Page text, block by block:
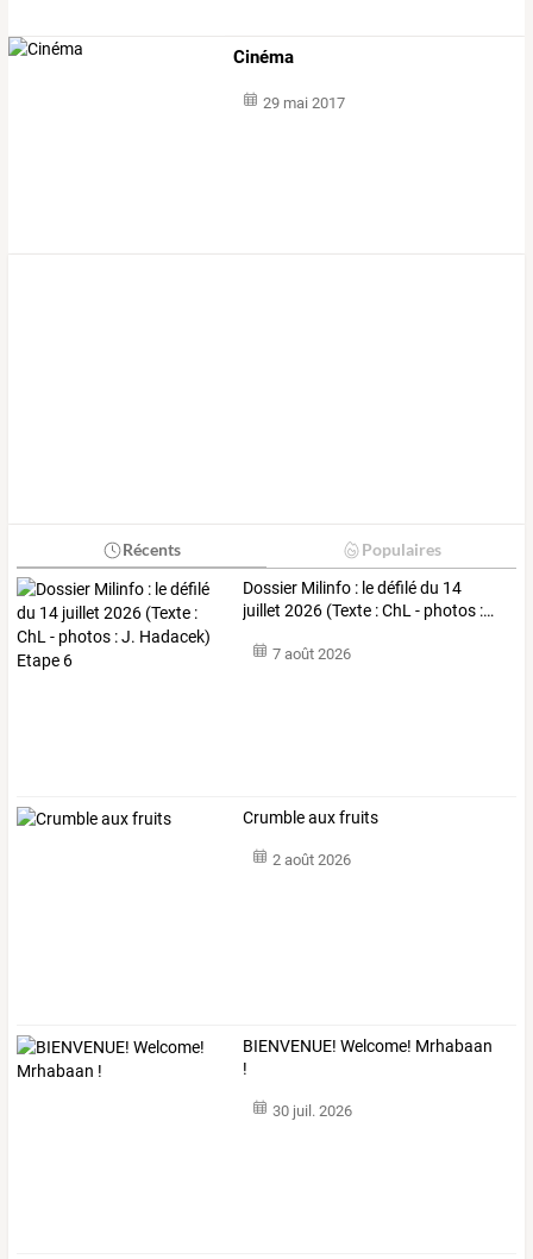
Cinéma
29 mai 2017
Récents Populaires
Dossier Milinfo : ledéfilédu 14
juillet 2026 (Texte :ChL - photos :…
7 août 2026
Crumble aux fruits
2 août 2026
BIENVENUE! Welcome! Mrhabaan
!
30 juil. 2026